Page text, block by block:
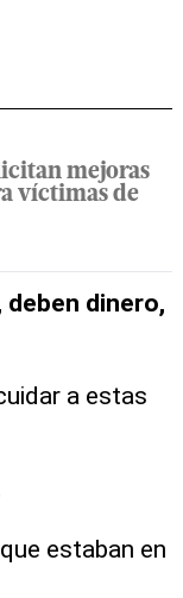
mejoras
víctimas de
dinero,
a estas
estaban en